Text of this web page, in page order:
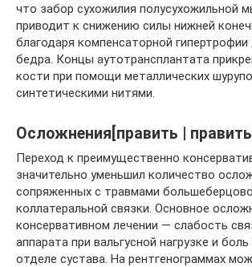
что забор сухожилия полусухожильной
приводит к снижению силы нижней
благодаря компенсаторной
бедра. Концы аутотрансплантата
кости при помощи металлических
синтетическими нитями.
Осложнения[править | править
Переход к преимущественно
значительно уменьшил количество
сопряженных с травмами
коллатеральной связки. Основное
консервативном лечении — слабость
аппарата при вальгусной нагрузке и
отделе сустава. На рентгенограммах